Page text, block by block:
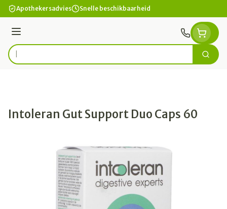
Ga naar de inhoud
Apothekersadvies Snelle beschikbaarheid
Menu
Product, merk, categorie... Zoek
Intoleran Gut Support Duo Caps 60